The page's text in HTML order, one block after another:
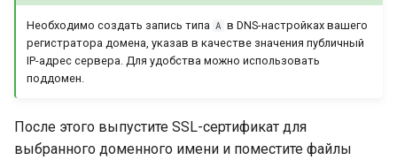
Необходимо создать запись типа A в DNS-настройках вашего
регистратора домена, указав в качестве значения публичный
IP-адрес сервера. Для удобства можно использовать
поддомен.
После этого выпустите SSL-сертификат для
выбранного доменного имени и поместите файлы